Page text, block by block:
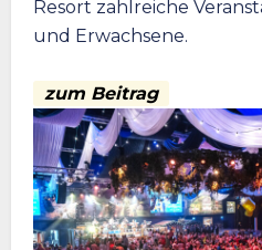
Resort zahlreiche
und Erwachsene.
zum Beitrag